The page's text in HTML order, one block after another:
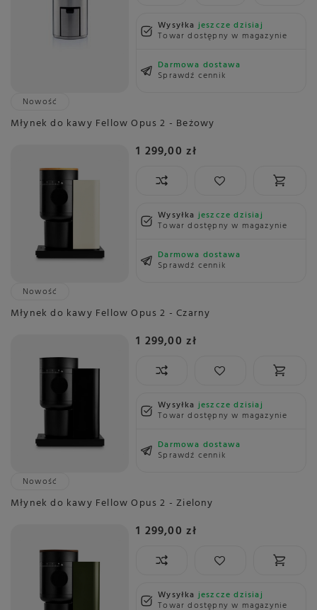
Wysyłkajeszcze dzisiaj
Towar dostępny w magazynie
Darmowa dostawa
Sprawdź cennik
Nowość
Młynek do kawy Fellow Opus 2 - Beżowy
1 299,00 zł
Wysyłkajeszcze dzisiaj
Towar dostępny w magazynie
Darmowa dostawa
Sprawdź cennik
Nowość
Młynek do kawy Fellow Opus 2 - Czarny
1 299,00 zł
Wysyłkajeszcze dzisiaj
Towar dostępny w magazynie
Darmowa dostawa
Sprawdź cennik
Nowość
Młynek do kawy Fellow Opus 2 - Zielony
1 299,00 zł
Wysyłkajeszcze dzisiaj
Towar dostępny w magazynie